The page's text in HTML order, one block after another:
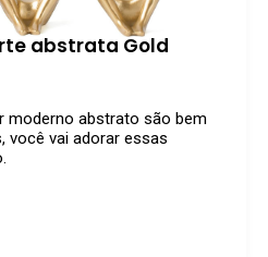
abstrata Gold
moderno abstrato são bem
você vai adorar essas